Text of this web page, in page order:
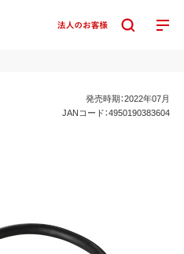
発売時期：2022年07月
JANコード：4950190383604